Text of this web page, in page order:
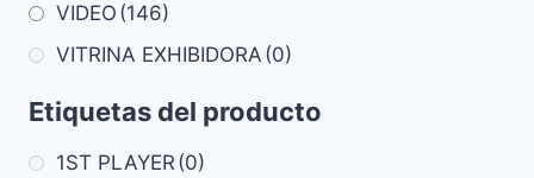
VIDEO (146)
VITRINA EXHIBIDORA (0)
Etiquetas del producto
1ST PLAYER(0)